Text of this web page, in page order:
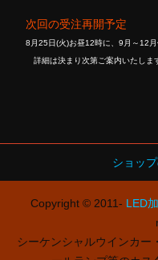
次回の受注再開予定
8月25日(火)お昼12時に、9月～12月
詳細は決まり次第ご案内いたしま
ショッ
Copyright © 2011- LED
シーケンシャルウインカー